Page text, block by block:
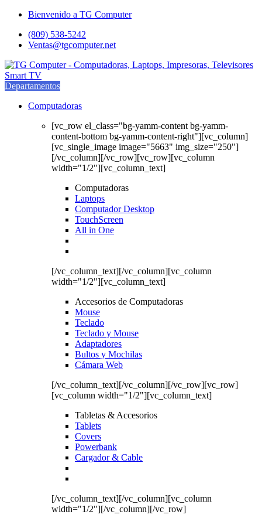
Saltar
navegación
saltar
contenido
Bienvenido a TG Computer
(809) 538-5242
Ventas@tgcomputer.net
Departamentos
Computadoras
[vc_row el_class="bg-yamm-content bg-yamm-
content-bottom bg-yamm-content-right"][vc_column]
[vc_single_image image="5663" img_size="250"]
[/vc_column][/vc_row][vc_row][vc_column
width="1/2"][vc_column_text]
Computadoras
Laptops
Computador Desktop
TouchScreen
All in One
[/vc_column_text][/vc_column][vc_column
width="1/2"][vc_column_text]
Accesorios de Computadoras
Mouse
Teclado
Teclado y Mouse
Adaptadores
Bultos y Mochilas
Cámara Web
[/vc_column_text][/vc_column][/vc_row][vc_row]
[vc_column width="1/2"][vc_column_text]
Tabletas & Accesorios
Tablets
Covers
Powerbank
Cargador & Cable
[/vc_column_text][/vc_column][vc_column
width="1/2"][/vc_column][/vc_row]